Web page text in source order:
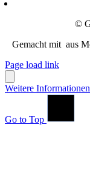
©
Gemacht mit aus
Page load link
Weitere
Go to Top